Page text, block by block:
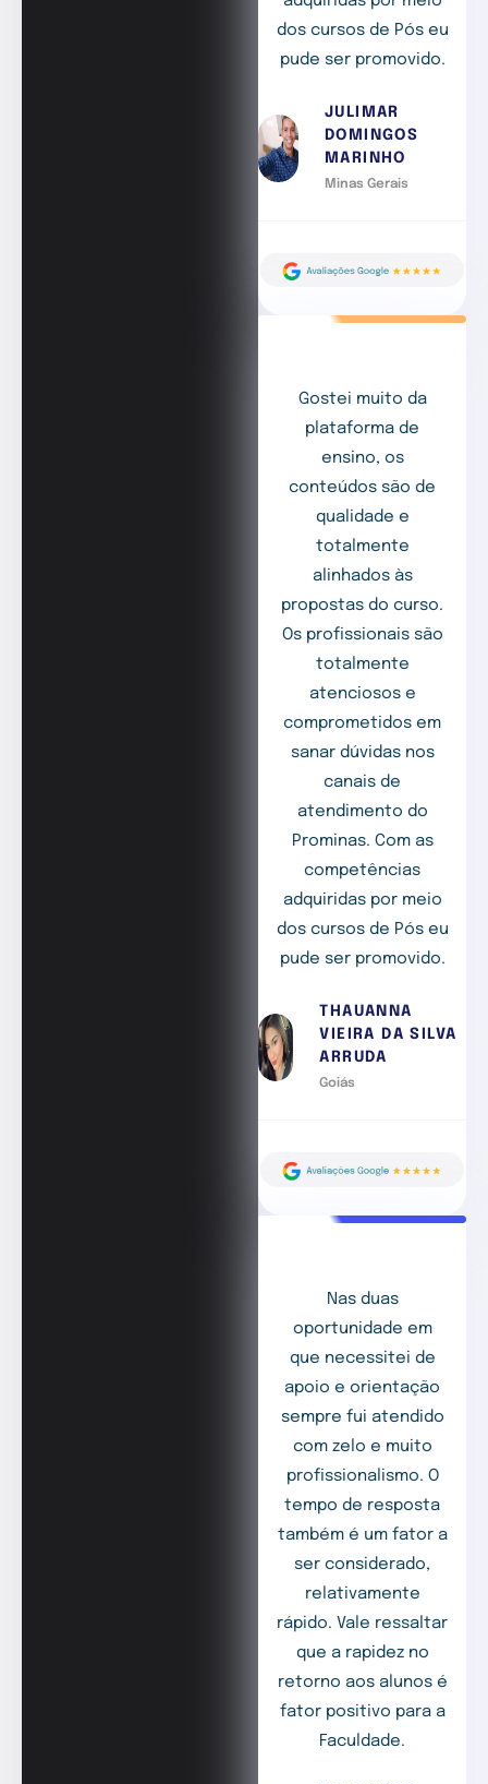
dos cursos de Pós eu
pude ser promovido.
JULIMAR
DOMINGOS
MARINHO
Minas Gerais
Gostei muito da
plataforma de
ensino, os
conteúdos são de
qualidade e
totalmente
alinhados às
propostas do curso.
Os profissionais são
totalmente
atenciosos e
comprometidos em
sanar dúvidas nos
canais de
atendimento do
Prominas. Com as
competências
adquiridas por meio
dos cursos de Pós eu
pude ser promovido.
THAUANNA
VIEIRA DA SILVA
ARRUDA
Goiás
Nas duas
oportunidade em
que necessitei de
apoio e orientação
sempre fui atendido
com zelo e muito
profissionalismo. O
tempo de resposta
também é um fator a
ser considerado,
relativamente
rápido. Vale ressaltar
que a rapidez no
retorno aos alunos é
fator positivo para a
Faculdade.